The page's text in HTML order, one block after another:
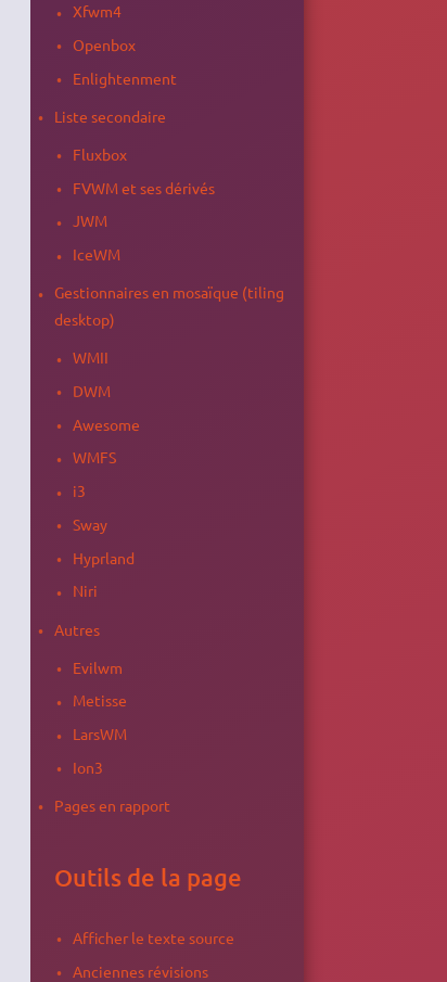
Xfwm4
Openbox
Enlightenment
Liste secondaire
Fluxbox
FVWM et ses dérivés
JWM
IceWM
Gestionnaires en mosaïque (tiling
desktop)
WMII
DWM
Awesome
WMFS
i3
Sway
Hyprland
Niri
Autres
Evilwm
Metisse
LarsWM
Ion3
Pages en rapport
Outils de la page
Afficher le texte source
Anciennes révisions